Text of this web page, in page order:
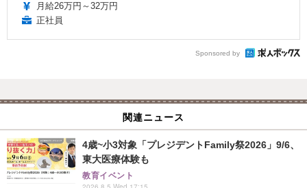
月給26万円～32万円
正社員
Sponsored by
関連ニュース
4歳~小3対象「プレジデントFamily祭2026」9/6、
東大医療体験も
教育イベント